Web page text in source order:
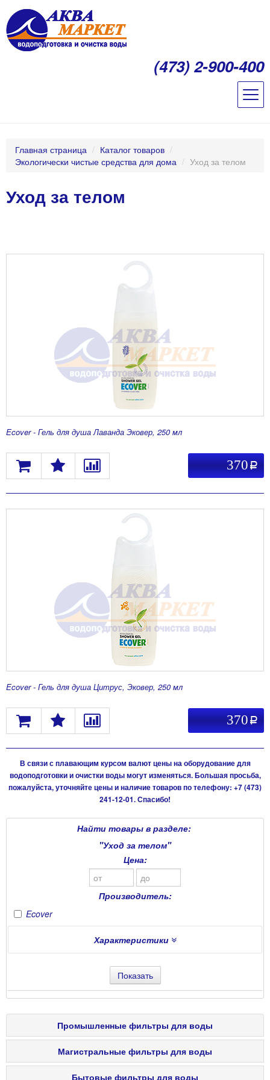
(473) 2-900-400
Главная страница / Каталог товаров /
Экологически чистые средства для дома / Уход за телом
Уход за телом
370 a
Ecover - Гель для душа Лаванда Эковер, 250 мл
370 a
Ecover - Гель для душа Цитрус, Эковер, 250 мл
В связи с плавающим курсом валют цены на оборудование для
водоподготовки и очистки воды могут изменяться. Большая просьба,
пожалуйста, уточняйте цены и наличие товаров по телефону: +7 (473)
241-12-01. Спасибо!
Найти товары в разделе:
"Уход за телом"
Цена:
Производитель:
Ecover
Характеристики
Показать
Промышленные фильтры для воды
Водоподготовка для производств
Водоподготовка для котельных
Магистральные фильтры для воды
Дисковые фильтры для воды
Бытовые фильтры для воды